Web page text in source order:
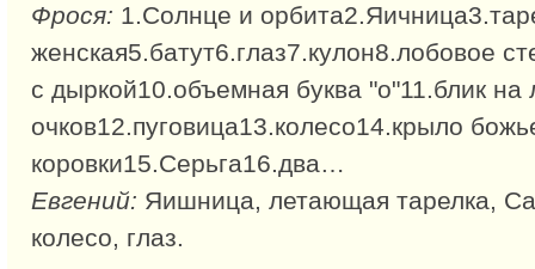
Фрося: 1.Солнце и
женская5.батут6.глаз7.кулон8.лобовое
с дыркой10.объемная буква "о"11.блик на
очков12.пуговица13.колесо14.крыло
коровки15.Серьга16.два…
Евгений: Яишница, летающая тарелка,
колесо, глаз.